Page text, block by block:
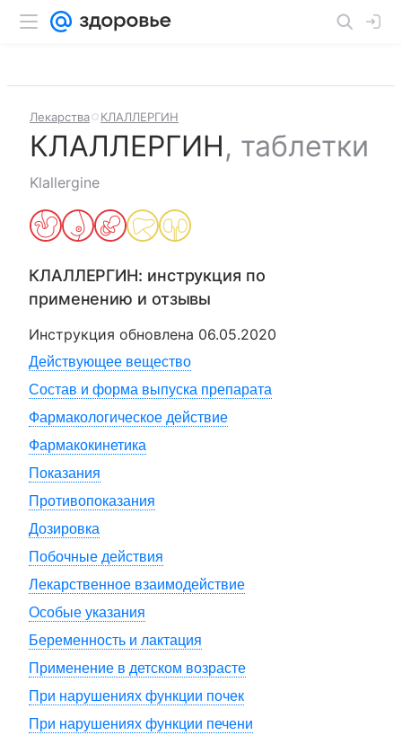
Лекарства КЛАЛЛЕРГИН
КЛАЛЛЕРГИН, таблетки
Klallergine
КЛАЛЛЕРГИН: инструкция по
применению и отзывы
Инструкция обновлена 06.05.2020
Действующее вещество
Состав и форма выпуска препарата
Фармакологическое действие
Фармакокинетика
Показания
Противопоказания
Дозировка
Побочные действия
Лекарственное взаимодействие
Особые указания
Беременность и лактация
Применение в детском возрасте
При нарушениях функции почек
При нарушениях функции печени